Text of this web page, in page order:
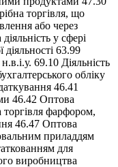
торгівля, що
або через
у сфері
63.99
69.10 Діяльність
обліку
46.41
46.42 Оптова
торгівля фарфором,
46.47 Оптова
приладдям
для
виробництва